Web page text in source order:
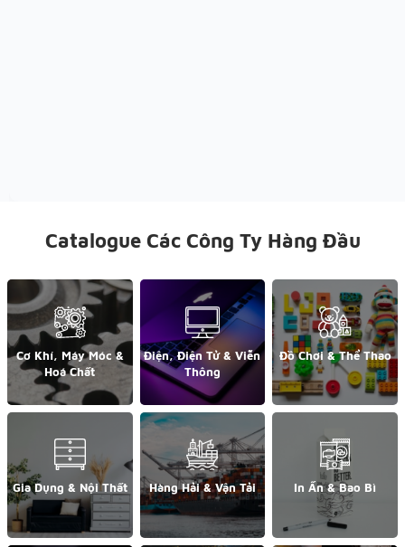
Catalogue Các Công Ty Hàng Đầu
Cơ Khí, Máy Móc &
Hoá Chất
Điện, Điện Tử & Viễn
Thông
Đồ Chơi & Thể Thao
Gia Dụng & Nội Thất Hàng Hải & Vận Tải In Ấn & Bao Bì